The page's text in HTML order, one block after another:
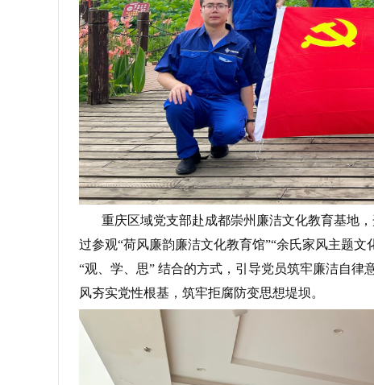
重庆区域党支部赴成都崇州廉洁文化教育基地，
过参观“荷风廉韵廉洁文化教育馆”“余氏家风主题
“观、学、思” 结合的方式，引导党员筑牢廉洁自
风夯实党性根基，筑牢拒腐防变思想堤坝。